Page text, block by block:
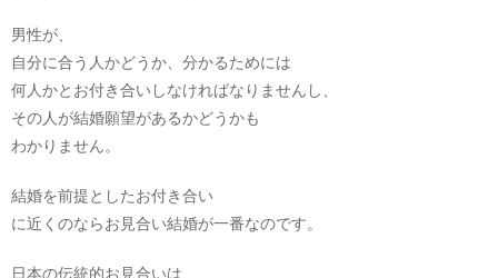
男性が、
自分に合う人かどうか、分かるためには
何人かとお付き合いしなければなりませんし、
その人が結婚願望があるかどうかも
わかりません。
結婚を前提としたお付き合い
に近くのならお見合い結婚が一番なのです。
日本の伝統的お見合いは